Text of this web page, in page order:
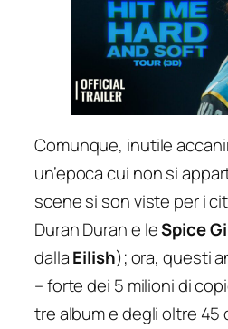
Comunque, inutile
un’epoca cui non si
scene si son viste per i
Duran Duran e leSpice
dallaEilish); ora, questi
– forte dei 5 milioni di
tre album e degli oltre 45